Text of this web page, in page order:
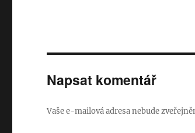
Napsat komentář
Vaše e-mailová adresa nebude